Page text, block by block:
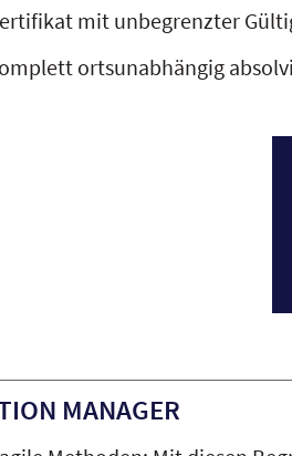
mit unbegrenzter
ortsunabhängig
MANAGER